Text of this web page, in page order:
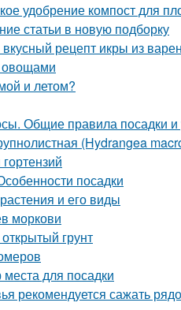
удобрение компост для
статьи в новую подборку
рецепт икры из
овощами
и летом?
Общие правила посадки и
(Hydrangea
посадки
и его виды
моркови
грунт
для посадки
рекомендуется сажать